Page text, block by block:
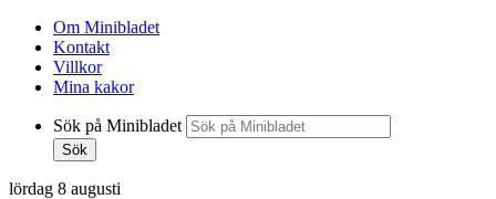
Om Minibladet
Kontakt
Villkor
Mina kakor
Sök på Minibladet
Sök
lördag 8 augusti